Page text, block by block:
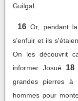
Guilgal.
16 Or, pendant
s'enfuir et ils
On les découvrit
informer Josué
18
grandes pierres
hommes pour